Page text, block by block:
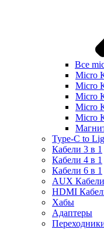
Все
Micro
Micro
Micro
Micro
Micro
Type-C to
Кабели 3 в 1
Кабели 4 в 1
Кабели 6 в 1
AUX Кабели
HDMI
Хабы
Адаптеры